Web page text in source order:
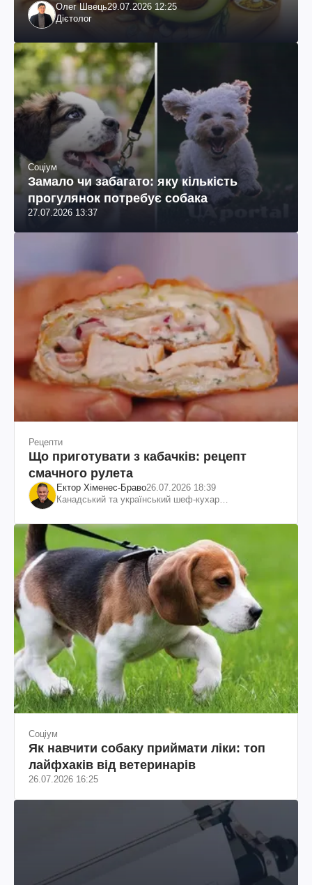
Олег Швець29.07.2026 12:25
Дієтолог
Соціум
Замало чи забагато: яку кількість
прогулянок потребує собака
27.07.2026 13:37
Рецепти
Що приготувати з кабачків: рецепт
смачного рулета
Ектор Хіменес-Браво26.07.2026 18:39
Канадський та український шеф-кухар
Соціум
Як навчити собаку приймати ліки: топ
лайфхаків від ветеринарів
26.07.2026 16:25